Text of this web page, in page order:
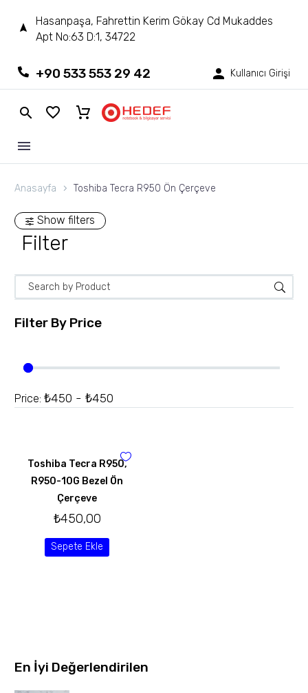
Hasanpaşa, Fahrettin Kerim Gökay Cd Mukaddes
Apt No:63 D:1, 34722
+90 533 553 29 42 Kullanıcı Girişi
Anasayfa Toshiba Tecra R950 Ön Çerçeve
Show filters
Filter
Filter By Price
Price: ₺450 - ₺450
Toshiba Tecra R950,
R950-10G Bezel Ön
Çerçeve
₺450,00
Sepete Ekle
En İyi Değerlendirilen